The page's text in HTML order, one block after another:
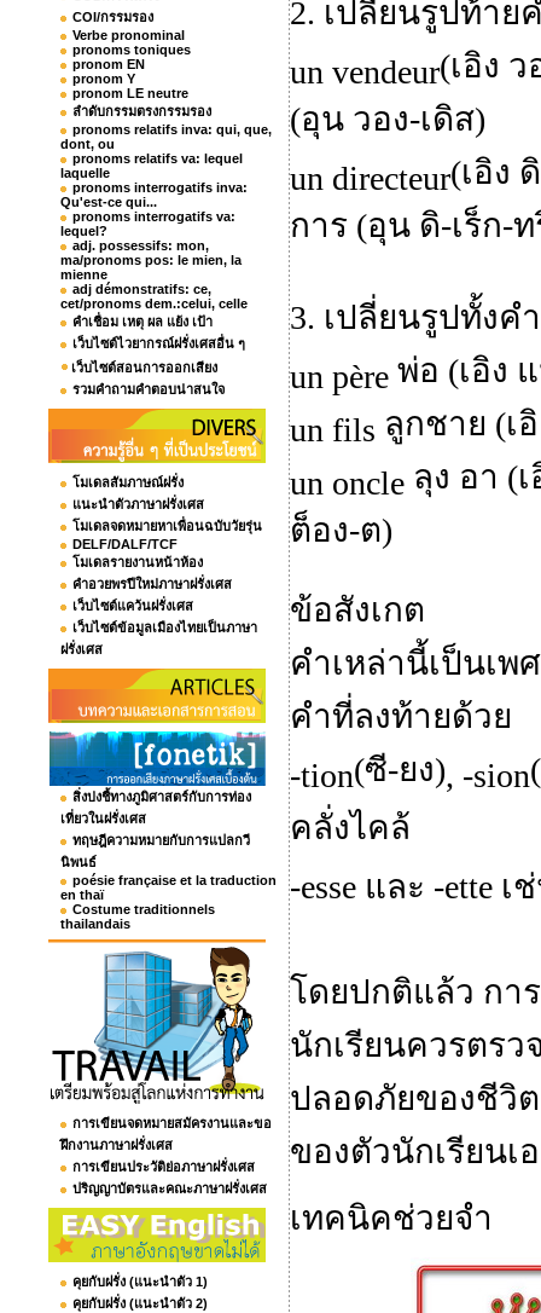
COI/กรรมรอง
Verbe pronominal
pronoms toniques
pronom EN
pronom Y
pronom LE neutre
ลำดับกรรมตรงกรรมรอง
pronoms relatifs inva: qui, que,
dont, ou
pronoms relatifs va: lequel
laquelle
pronoms interrogatifs inva:
Qu'est-ce qui...
pronoms interrogatifs va:
lequel?
adj. possessifs: mon,
ma/pronoms pos: le mien, la
mienne
adj démonstratifs: ce,
cet/pronoms dem.:celui, celle
คำเชื่อม เหตุ ผล แย้ง เป้า
เว็บไซต์ไวยากรณ์ฝรั่งเศสอื่น ๆ
เว็บไซต์สอนการออกเสียง
รวมคำถามคำตอบน่าสนใจ
โมเดลสัมภาษณ์ฝรั่ง
แนะนำตัวภาษาฝรั่งเศส
โมเดลจดหมายหาเพื่อนฉบับวัยรุ่น
DELF/DALF/TCF
โมเดลรายงานหน้าห้อง
คำอวยพรปีใหม่ภาษาฝรั่งเศส
เว็บไซต์แคว้นฝรั่งเศส
เว็บไซต์ข้อมูลเมืองไทยเป็นภาษา
ฝรั่งเศส
สิ่งบ่งชี้ทางภูมิศาสตร์กับการท่อง
เที่ยวในฝรั่งเศส
ทฤษฎีความหมายกับการแปลกวี
นิพนธ์
poésie française et la traduction
en thaï
Costume traditionnels
thailandais
การเขียนจดหมายสมัครงานและขอ
ฝึกงานภาษาฝรั่งเศส
การเขียนประวัติย่อภาษาฝรั่งเศส
ปริญญาบัตรและคณะภาษาฝรั่งเศส
คุยกับฝรั่ง (แนะนำตัว 1)
คุยกับฝรั่ง (แนะนำตัว 2)
2. เปลี่ยนรูปท้าย
un vendeur(เอิง ว
(อุน วอง-เดิส)
un directeur(เอิง
การ (อุน ดิ-เร็ก-
3. เปลี่ยนรูปทั้งค
un père พ่อ (เอิง
un fils ลูกชาย (เ
un oncle ลุง อา (
ต็อง-ต)
ข้อสังเกต
คำเหล่านี้เป็นเพ
คำที่ลงท้ายด้วย
-tion(ซี-ยง), -sion
คลั่งไคล้
-esse และ -ette เ
โดยปกติแล้ว ก
นักเรียนควรตร
ปลอดภัยของชีวิ
ของตัวนักเรียนเ
เทคนิคช่วยจำ